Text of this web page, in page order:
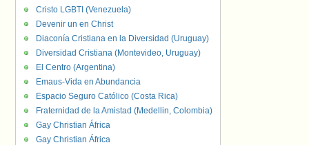
Cristo LGBTI (Venezuela)
Devenir un en Christ
Diaconía Cristiana en la Diversidad (Uruguay)
Diversidad Cristiana (Montevideo, Uruguay)
El Centro (Argentina)
Emaus-Vida en Abundancia
Espacio Seguro Católico (Costa Rica)
Fraternidad de la Amistad (Medellin, Colombia)
Gay Christian África
Gay Christian África